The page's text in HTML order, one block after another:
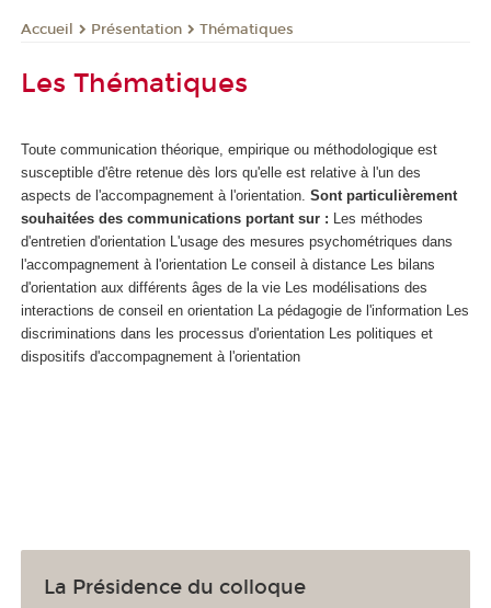
Accueil Présentation Thématiques
Les Thématiques
Toute communication théorique, empirique ou méthodologique est
susceptible d'être retenue dès lors qu'elle est relative à l'un des
aspects de l'accompagnement à l'orientation. Sont particulièrement
souhaitées des communications portant sur : Les méthodes
d'entretien d'orientation L'usage des mesures psychométriques dans
l'accompagnement à l'orientation Le conseil à distance Les bilans
d'orientation aux différents âges de la vie Les modélisations des
interactions de conseil en orientation La pédagogie de l'information Les
discriminations dans les processus d'orientation Les politiques et
dispositifs d'accompagnement à l'orientation
La Présidence du colloque